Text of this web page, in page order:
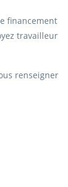
financement
travailleur
renseigner